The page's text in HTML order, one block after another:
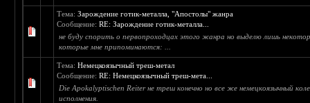
Тема:Зарождение готик-металла, "Апостолы" жанра
Сообщение:RE: Зарождение готик-металла...
не буду спорить о первопроходцах этого жанра но выделю лишь
которые мне припоминаются: ...
Тема:Немецкоязычный треш-метал
Сообщение:RE: Немецкоязычный треш-мета...
Die Apokalyptischen Reiter не треш конечно но все же немецкоязычный
исполнения.